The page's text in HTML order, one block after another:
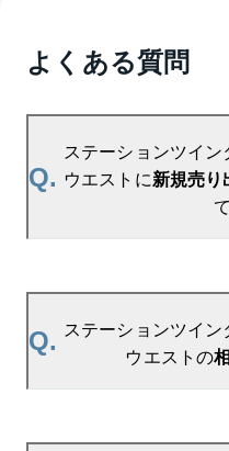
よくある質問
Q.
ステーションツイ
ウエストに新規売り
A.当サイトには、「売
ト機能がございます
登録いただきますと
Q. ステーションツイ
ウエストの